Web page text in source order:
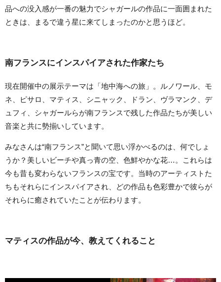
品への没入感が一番の魅力でシャガールの作品に一面囲まれた
ときは、まるで違う星に来てしまったのかと思うほど。
南フランスにインスパイアされた作家たち
現在開催中の展示テーマは「地中海への旅」。ルノワール、モ
ネ、ピサロ、マティス、シニャック、ドラン、ヴラマンク、デ
ュフィ、シャガールらが南フランスで残した作品たちが美しい
音楽と共に勢揃いしています。
みなさんは“南フランス”と聞いて思い浮かべるのは、何でしょ
うか？美しいビーチや真っ青の空、色鮮やかな花…。これらは
今も昔も変わらないフランスの宝です。当時のアーティストた
ちもそれらにインスパイアされ、どの作品も色彩豊かで彼らが
それらに癒されていたことが伝わります。
マティスの作品が今、教えてくれること